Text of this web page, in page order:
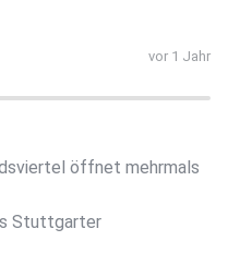
vor 1 Jahr
öffnet mehrmals
Stuttgarter